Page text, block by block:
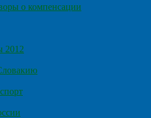
о компенсации
2012